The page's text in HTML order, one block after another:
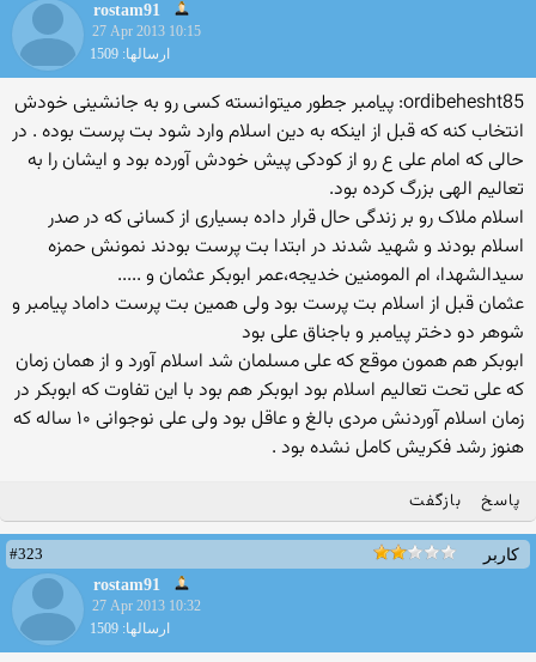
rostam91
27 Apr 2013 10:15
ارسالها: 1509
ordibehesht85: پیامبر جطور میتوانسته کسی رو به جانشینی خودش
انتخاب کنه که قبل از اینکه به دین اسلام وارد شود بت پرست بوده . در
حالی که امام علی ع رو از کودکی پیش خودش آورده بود و ایشان را به
تعالیم الهی بزرگ کرده بود.
اسلام ملاک رو بر زندگی حال قرار داده بسیاری از کسانی که در صدر
اسلام بودند و شهید شدند در ابتدا بت پرست بودند نمونش حمزه
سیدالشهدا، ام المومنین خدیجه،عمر ابوبکر عثمان و .....
عثمان قبل از اسلام بت پرست بود ولی همین بت پرست داماد پیامبر و
شوهر دو دختر پیامبر و باجناق علی بود
ابوبکر هم همون موقع که علی مسلمان شد اسلام آورد و از همان زمان
که علی تحت تعالیم اسلام بود ابوبکر هم بود با این تفاوت که ابوبکر در
زمان اسلام آوردنش مردی بالغ و عاقل بود ولی علی نوجوانی ۱۰ ساله که
هنوز رشد فکریش کامل نشده بود .
پاسخ بازگفت
کاربر
#323
rostam91
27 Apr 2013 10:32
ارسالها: 1509